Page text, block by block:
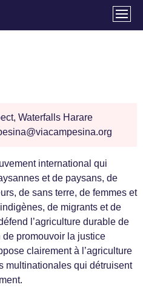
Waterfalls Harare
international qui
et de paysans, de
de sans terre, de femmes et
de migrants et de
l’agriculture durable de
promouvoir la justice
clairement à l’agriculture
multinationales qui détruisent